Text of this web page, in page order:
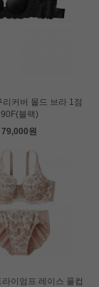
커버 몰드 브라 1점
90F(블랙)
79,000원
이엄프 레이스 풀컵